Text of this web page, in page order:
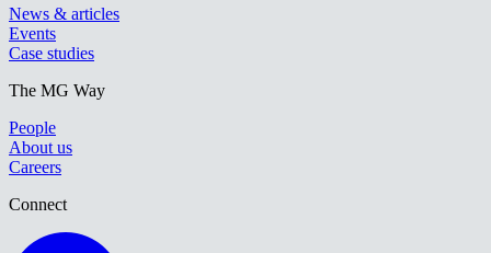
News & articles
Events
Case studies
The MG Way
People
About us
Careers
Connect